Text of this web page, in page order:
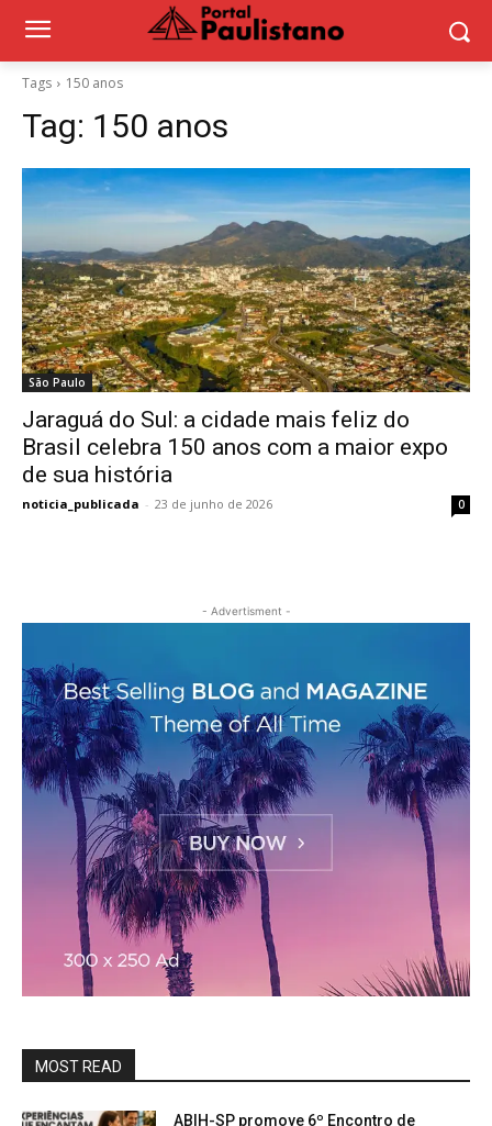
Tags 150 anos
Tag: 150 anos
São Paulo
Jaraguá do Sul: a cidade mais feliz do
Brasil celebra 150 anos com a maior expo
de sua história
noticia_publicada - 23 de junho de 2026 0
- Advertisment -
MOST READ
ABIH-SP promove 6º Encontro de